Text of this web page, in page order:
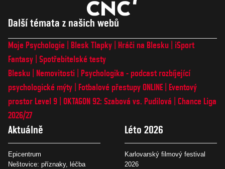
Další témata z našich webů
Moje Psychologie Blesk Tlapky Hráči na Blesku
iSport
Fantasy Spotřebitelské testy
Blesku
Nemovitosti
Psychologika - podcast rozbíjející
psychologické mýty
Fotbalové přestupy ONLINE
Eventový
prostor Level 9 OKTAGON 92: Szabová vs. Pudilová
Chance Liga
2026/27
Aktuálně
Epicentrum
Neštovice: příznaky, léčba
Léto 2026
Karlovarský filmový festival
2026